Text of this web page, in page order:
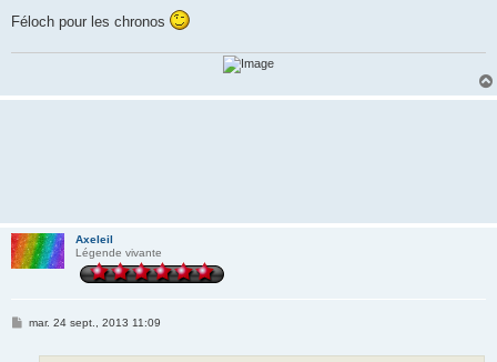
g
e
Féloch pour les chronos
Axeleil
Légende vivante
Mmar. 24 sept., 2013 11:09